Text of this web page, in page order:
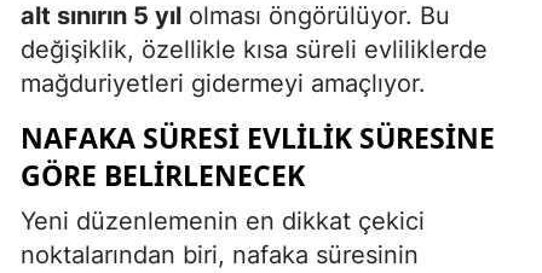
alt sınırın 5 yıl olması öngörülüyor. Bu
değişiklik, özellikle kısa süreli evliliklerde
mağduriyetleri gidermeyi amaçlıyor.
NAFAKA SÜRESI EVLILIK SÜRESINE
GÖRE BELIRLENECEK
Yeni düzenlemenin en dikkat çekici
noktalarından biri, nafaka süresinin